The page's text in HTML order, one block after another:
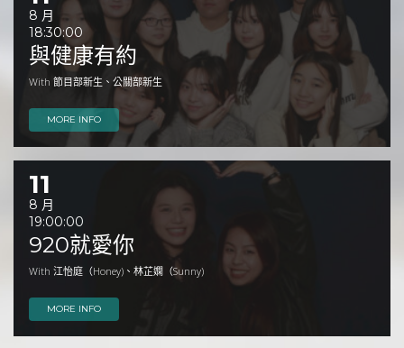
8 月
18:30:00
與健康有約
With 節目部新生、公關部新生
MORE INFO
11
8 月
19:00:00
920就愛你
With 江怡庭（Honey)、林芷嫻（Sunny)
MORE INFO